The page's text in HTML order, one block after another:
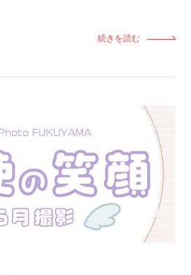
続きを読む